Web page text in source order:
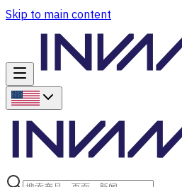
Skip to main content